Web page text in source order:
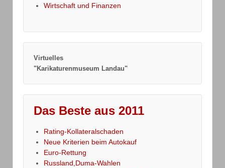
Wirtschaft und Finanzen
Virtuelles
"Karikaturenmuseum Landau"
Das Beste aus 2011
Rating-Kollateralschaden
Neue Kriterien beim Autokauf
Euro-Rettung
Russland,Duma-Wahlen